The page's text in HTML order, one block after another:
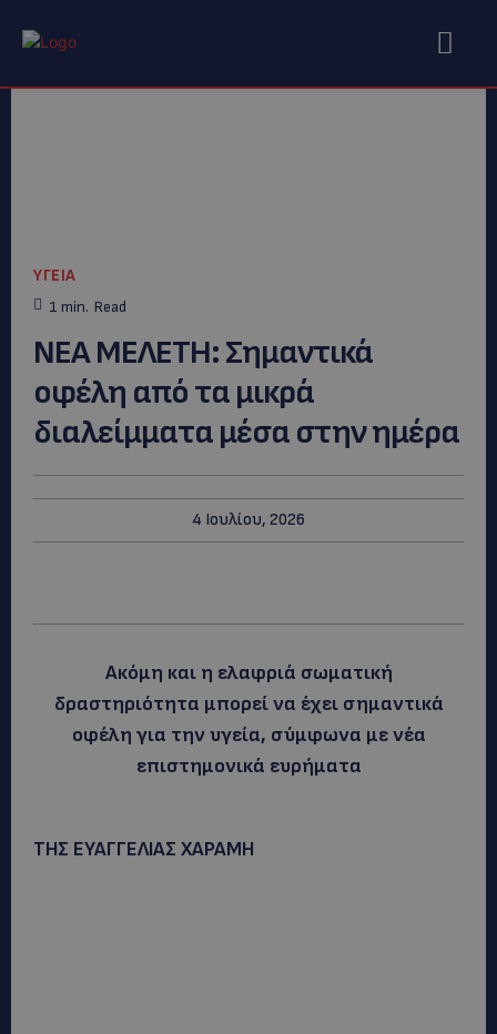
ΥΓΕΙΑ
1 min. Read
ΝΕΑ ΜΕΛΕΤΗ: Σημαντικά
οφέλη από τα μικρά
διαλείμματα μέσα στην ημέρα
4 Ιουλίου, 2026
Ακόμη και η ελαφριά σωματική
δραστηριότητα μπορεί να έχει σημαντικά
οφέλη για την υγεία, σύμφωνα με νέα
επιστημονικά ευρήματα
ΤΗΣ ΕΥΑΓΓΕΛΙΑΣ ΧΑΡΑΜΗ